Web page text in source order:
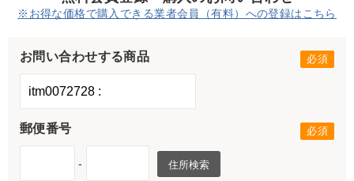
※お得な価格で購入できる業者会員（有料）への登録はこちら
お問い合わせする商品
郵便番号
- 住所検索